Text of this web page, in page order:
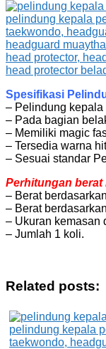
Spesifikasi
– Pelindung kepala
– Pada bagian
– Memiliki magic
– Tersedia warna
– Sesuai standar
Perhitungan berat
– Berat
– Berat
– Ukuran kemasan
– Jumlah 1 koli.
Related posts: